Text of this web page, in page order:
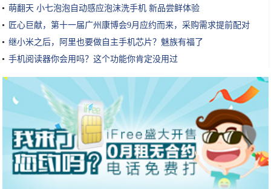
萌翻天 小七泡泡自动感应泡沫洗手机 新品尝鲜体验
匠心巨献，第十一届广州康博会9月应约而来，采购需求提前配对
继小米之后，阿里也要做自主手机芯片？魅族有福了
手机阅读器你会用吗？这个功能你肯定没用过